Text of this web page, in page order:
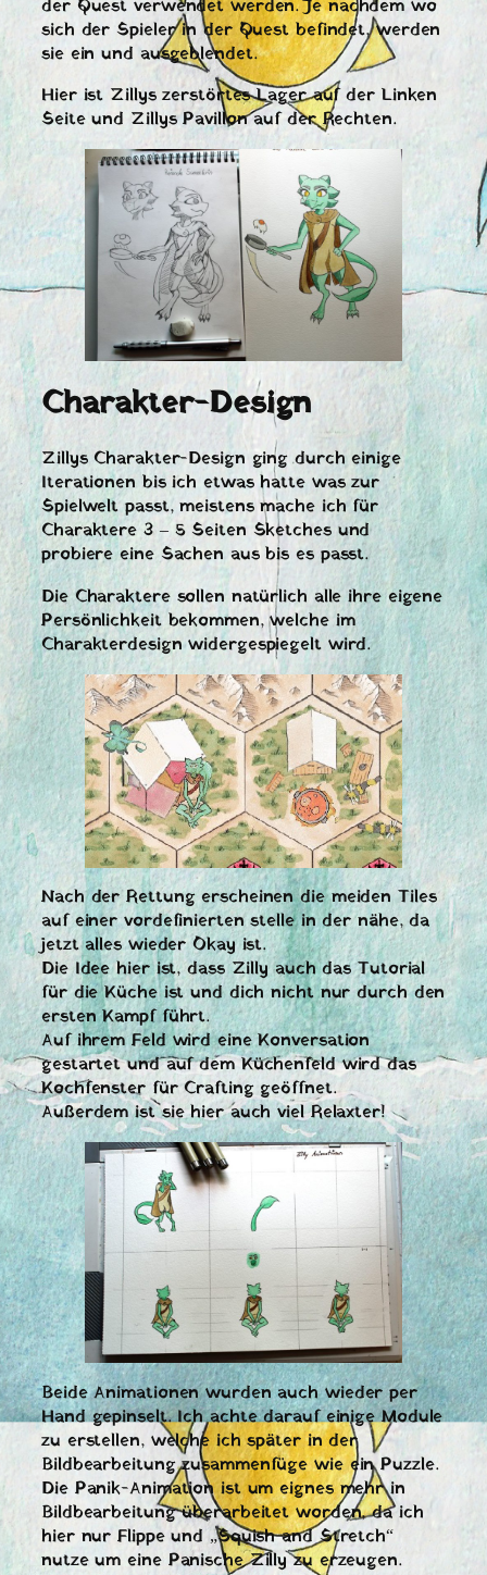
der Quest verwendet werden. Je nachdem wo
sich der Spieler in der Quest befindet, werden
sie ein und ausgeblendet.
Hier ist Zillys zerstörtes Lager auf der Linken
Seite und Zillys Pavillon auf der Rechten.
Charakter-Design
Zillys Charakter-Design ging durch einige
Iterationen bis ich etwas hatte was zur
Spielwelt passt, meistens mache ich für
Charaktere 3 – 5 Seiten Sketches und
probiere eine Sachen aus bis es passt.
Die Charaktere sollen natürlich alle ihre eigene
Persönlichkeit bekommen, welche im
Charakterdesign widergespiegelt wird.
Nach der Rettung erscheinen die meiden Tiles
auf einer vordefinierten stelle in der nähe, da
jetzt alles wieder Okay ist.
Die Idee hier ist, dass Zilly auch das Tutorial
für die Küche ist und dich nicht nur durch den
ersten Kampf führt.
Auf ihrem Feld wird eine Konversation
gestartet und auf dem Küchenfeld wird das
Kochfenster für Crafting geöffnet.
Außerdem ist sie hier auch viel Relaxter!
Beide Animationen wurden auch wieder per
Hand gepinselt. Ich achte darauf einige Module
zu erstellen, welche ich später in der
Bildbearbeitung zusammenfüge wie ein Puzzle.
Die Panik-Animation ist um eignes mehr in
Bildbearbeitung überarbeitet worden, da ich
hier nur Flippe und „Squish and Stretch“
nutze um eine Panische Zilly zu erzeugen.